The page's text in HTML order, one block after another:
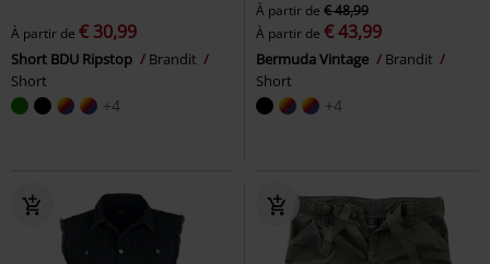
À partir de € 30,99
Short BDU Ripstop
Brandit
Short
+4
À partir de € 48,99
À partir de € 43,99
Bermuda Vintage
Brandit
Short
+4